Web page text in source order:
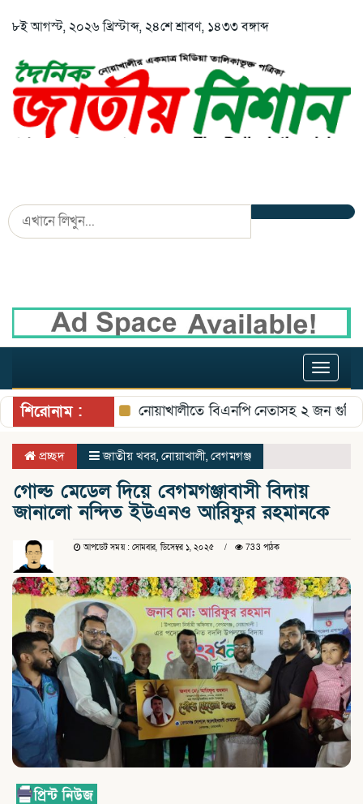
৮ই আগস্ট, ২০২৬ খ্রিস্টাব্দ, ২৪শে শ্রাবণ, ১৪৩৩ বঙ্গাব্দ
Toggle
শিরোনাম : নোয়াখালীতে বিএনপি নেতাসহ ২ জন
প্রচ্ছদ জাতীয় খবর, নোয়াখালী,বেগমগঞ্জ
গোল্ড মেডেল দিয়ে বেগমগঞ্জাবাসী বিদায়
জানালো নন্দিত ইউএনও আরিফুর রহমানকে
আপডেট সময় : সোমবার, ডিসেম্বর ১, ২০২৫ 733 পাঠক